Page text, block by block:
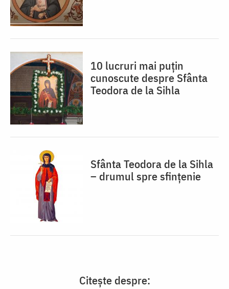
10 lucruri mai puțin
cunoscute despre Sfânta
Teodora de la Sihla
Sfânta Teodora de la Sihla
– drumul spre sfințenie
Citește despre: